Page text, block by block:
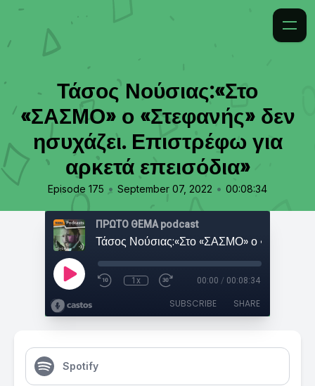
Τάσος Νούσιας:«Στο
«ΣΑΣΜΟ» ο «Στεφανής» δεν
ησυχάζει. Επιστρέφω για
αρκετά επεισόδια»
Episode 175 • September 07, 2022 • 00:08:34
ΠΡΩΤΟ ΘΕΜΑ podcast
1x 00:00 / 00:08:34
SUBSCRIBE SHARE
Spotify